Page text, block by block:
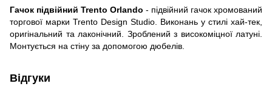
Гачок підвійний Trento Orlando - підвійний гачок хромований
торгової марки Trento Design Studio. Виконань у стилі хай-тек,
оригінальний та лаконічний. Зроблений з високоміцної латуні.
Монтується на стіну за допомогою дюбелів.
Відгуки